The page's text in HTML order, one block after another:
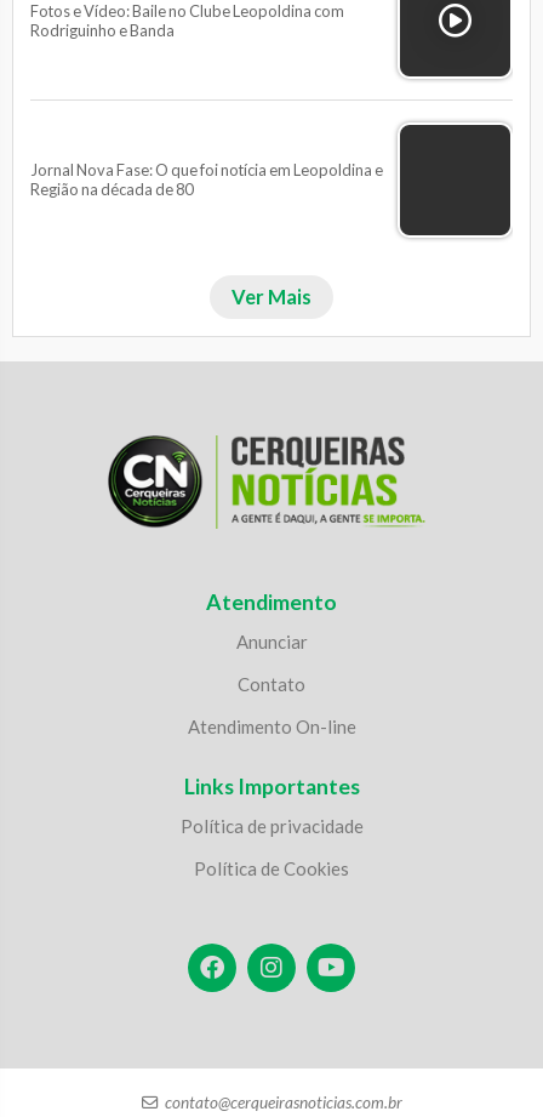
Fotos e Vídeo: Baile no Clube Leopoldina com
Rodriguinho e Banda
Jornal Nova Fase: O que foi notícia em Leopoldina e
Região na década de 80
Ver Mais
Atendimento
Anunciar
Contato
Atendimento On-line
Links Importantes
Política de privacidade
Política de Cookies
contato@cerqueirasnoticias.com.br